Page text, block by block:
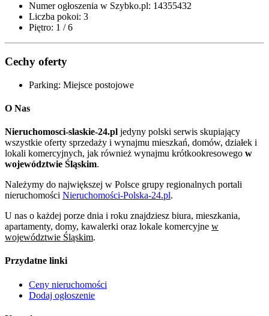
Numer ogłoszenia w Szybko.pl: 14355432
Liczba pokoi: 3
Piętro: 1 / 6
Cechy oferty
Parking: Miejsce postojowe
O Nas
Nieruchomosci-slaskie-24.pl jedyny polski serwis skupiający
wszystkie oferty sprzedaży i wynajmu mieszkań, domów, działek i
lokali komercyjnych, jak również wynajmu krótkookresowego w
województwie Śląskim.
Należymy do największej w Polsce grupy regionalnych portali
nieruchomości Nieruchomości-Polska-24.pl.
U nas o każdej porze dnia i roku znajdziesz biura, mieszkania,
apartamenty, domy, kawalerki oraz lokale komercyjne w
województwie Śląskim.
Przydatne linki
Ceny nieruchomości
Dodaj ogłoszenie